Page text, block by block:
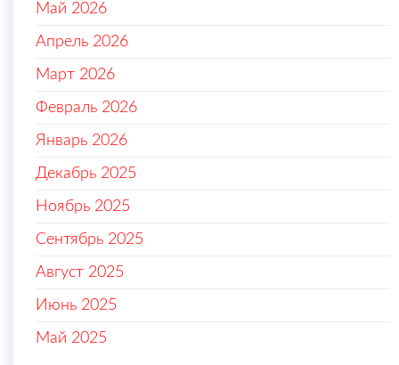
Май 2026
Апрель 2026
Март 2026
Февраль 2026
Январь 2026
Декабрь 2025
Ноябрь 2025
Сентябрь 2025
Август 2025
Июнь 2025
Май 2025